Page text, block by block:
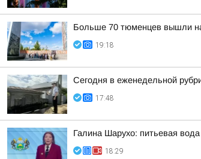
Больше 70 тюменцев вышли на
19:18
Сегодня в еженедельной
17:48
Галина Шарухо: питьевая
18:29